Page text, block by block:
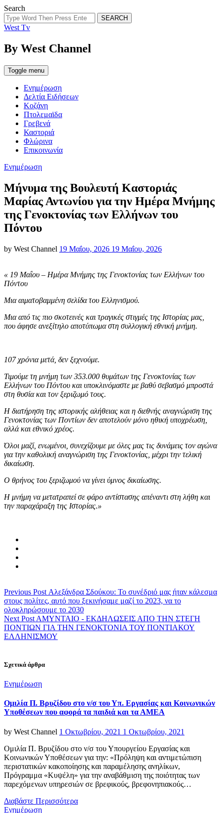
Search
SEARCH
West Tv
By West Channel
Toggle menu
Ενημέρωση
Δελτία Ειδήσεων
Κοζάνη
Πτολεμαϊδα
Γρεβενά
Καστοριά
Φλώρινα
Επικοινωνία
Categories
Ενημέρωση
Μήνυμα της Βουλευτή Καστοριάς
Μαρίας Αντωνίου για την Ημέρα Μνήμης
της Γενοκτονίας των Ελλήνων του
Πόντου
by West Channel Posted
19 Μαΐου, 2026 19 Μαΐου, 2026
« 19 Μαΐου – Ημέρα Μνήμης της Γενοκτονίας των Ελλήνων του
Πόντου
Μια αιματοβαμμένη σελίδα του Ελληνισμού.
Μια από τις πιο σκοτεινές και τραγικές στιγμές της Ιστορίας μας,
που άφησε ανεξίτηλο αποτύπωμα στη συλλογική εθνική μνήμη.
107 χρόνια μετά, δεν ξεχνούμε.
Τιμούμε τη μνήμη των 353.000 θυμάτων της Γενοκτονίας των
Ελλήνων του Πόντου και υποκλινόμαστε με βαθύ σεβασμό μπροστά
στη θυσία και τον ξεριζωμό τους.
Η διατήρηση της ιστορικής αλήθειας και η διεθνής αναγνώριση της
Γενοκτονίας των Ποντίων δεν αποτελούν μόνο ηθική υποχρέωση,
αλλά και εθνικό χρέος.
Όλοι μαζί, ενωμένοι, συνεχίζουμε με όλες μας τις δυνάμεις τον αγώνα
για την καθολική αναγνώριση της Γενοκτονίας, μέχρι την τελική
δικαίωση.
Ο θρήνος του ξεριζωμού να γίνει ύμνος δικαίωσης.
Η μνήμη να μετατραπεί σε φάρο αντίστασης απέναντι στη λήθη και
την παραχάραξη της Ιστορίας.»
Previous Post Αλεξάνδρα Σδούκου: Το συνέδριό μας ήταν κάλεσμα
στους πολίτες, αυτό που ξεκινήσαμε μαζί το 2023, να το
ολοκληρώσουμε το 2030
Next Post AMYNTAIO - ΕΚΔΗΛΩΣΕΙΣ ΑΠΟ ΤΗΝ ΣΤΕΓΗ
ΠΟΝΤΙΩΝ ΓΙΑ ΤΗΝ ΓΕΝΟΚΤΟΝΙΑ ΤΟΥ ΠΟΝΤΙΑΚΟΥ
ΕΛΛΗΝΙΣΜΟΥ
Σχετικά άρθρα
Categories
Ενημέρωση
Ομιλία Π. Βρυζίδου στο ν/σ του Υπ. Εργασίας και Κοινωνικών
Υποθέσεων που αφορά τα παιδιά και τα ΑΜΕΑ
by West Channel Posted
1 Οκτωβρίου, 2021 1 Οκτωβρίου, 2021
Ομιλία Π. Βρυζίδου στο ν/σ του Υπουργείου Εργασίας και
Κοινωνικών Υποθέσεων για την: «Πρόληψη και αντιμετώπιση
περιστατικών κακοποίησης και παραμέλησης ανηλίκων,
Πρόγραμμα «Κυψέλη» για την αναβάθμιση της ποιότητας των
παρεχόμενων υπηρεσιών σε βρεφικούς, βρεφονηπιακούς…
Διαβάστε Περισσότερα
Categories
Ενημέρωση